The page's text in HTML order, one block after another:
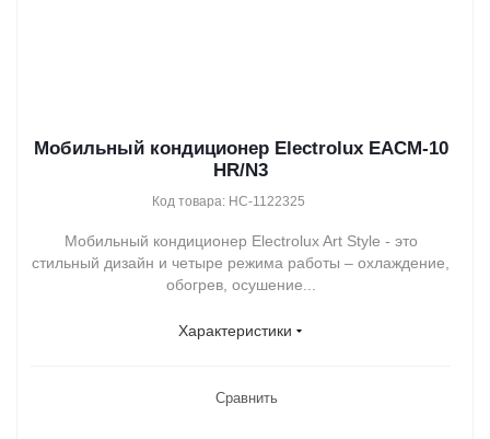
Мобильный кондиционер Electrolux EACM-10
HR/N3
Код товара: НС-1122325
Мобильный кондиционер Electrolux Art Style - это
стильный дизайн и четыре режима работы – охлаждение,
обогрев, осушение...
Характеристики
Сравнить